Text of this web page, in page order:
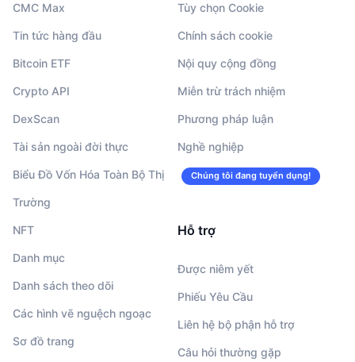
CMC Max
Tin tức hàng đầu
Bitcoin ETF
Crypto API
DexScan
Tài sản ngoài đời thực
Biểu Đồ Vốn Hóa Toàn Bộ Thị
Trường
NFT
Danh mục
Danh sách theo dõi
Các hình vẽ nguệch ngoạc
Sơ đồ trang
Tùy chọn Cookie
Chính sách cookie
Nội quy cộng đồng
Miễn trừ trách nhiệm
Phương pháp luận
Nghề nghiệp
Chúng tôi đang tuyển dụng!
Hỗ trợ
Được niêm yết
Phiếu Yêu Cầu
Liên hệ bộ phận hỗ trợ
Câu hỏi thường gặp